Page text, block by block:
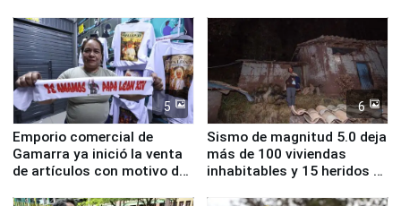
educación, salud y empleo
5
Emporio comercial de
Gamarra ya inició la venta
de artículos con motivo de
6
Sismo de magnitud 5.0 deja
más de 100 viviendas
inhabitables y 15 heridos en